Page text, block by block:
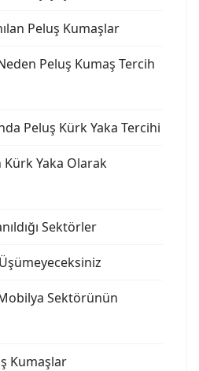
Peluş Kumaşlar
Peluş Kumaş Tercih
Peluş Kürk Yaka Tercihi
Kürk Yaka Olarak
Sektörler
Sektörünün
Kumaşlar